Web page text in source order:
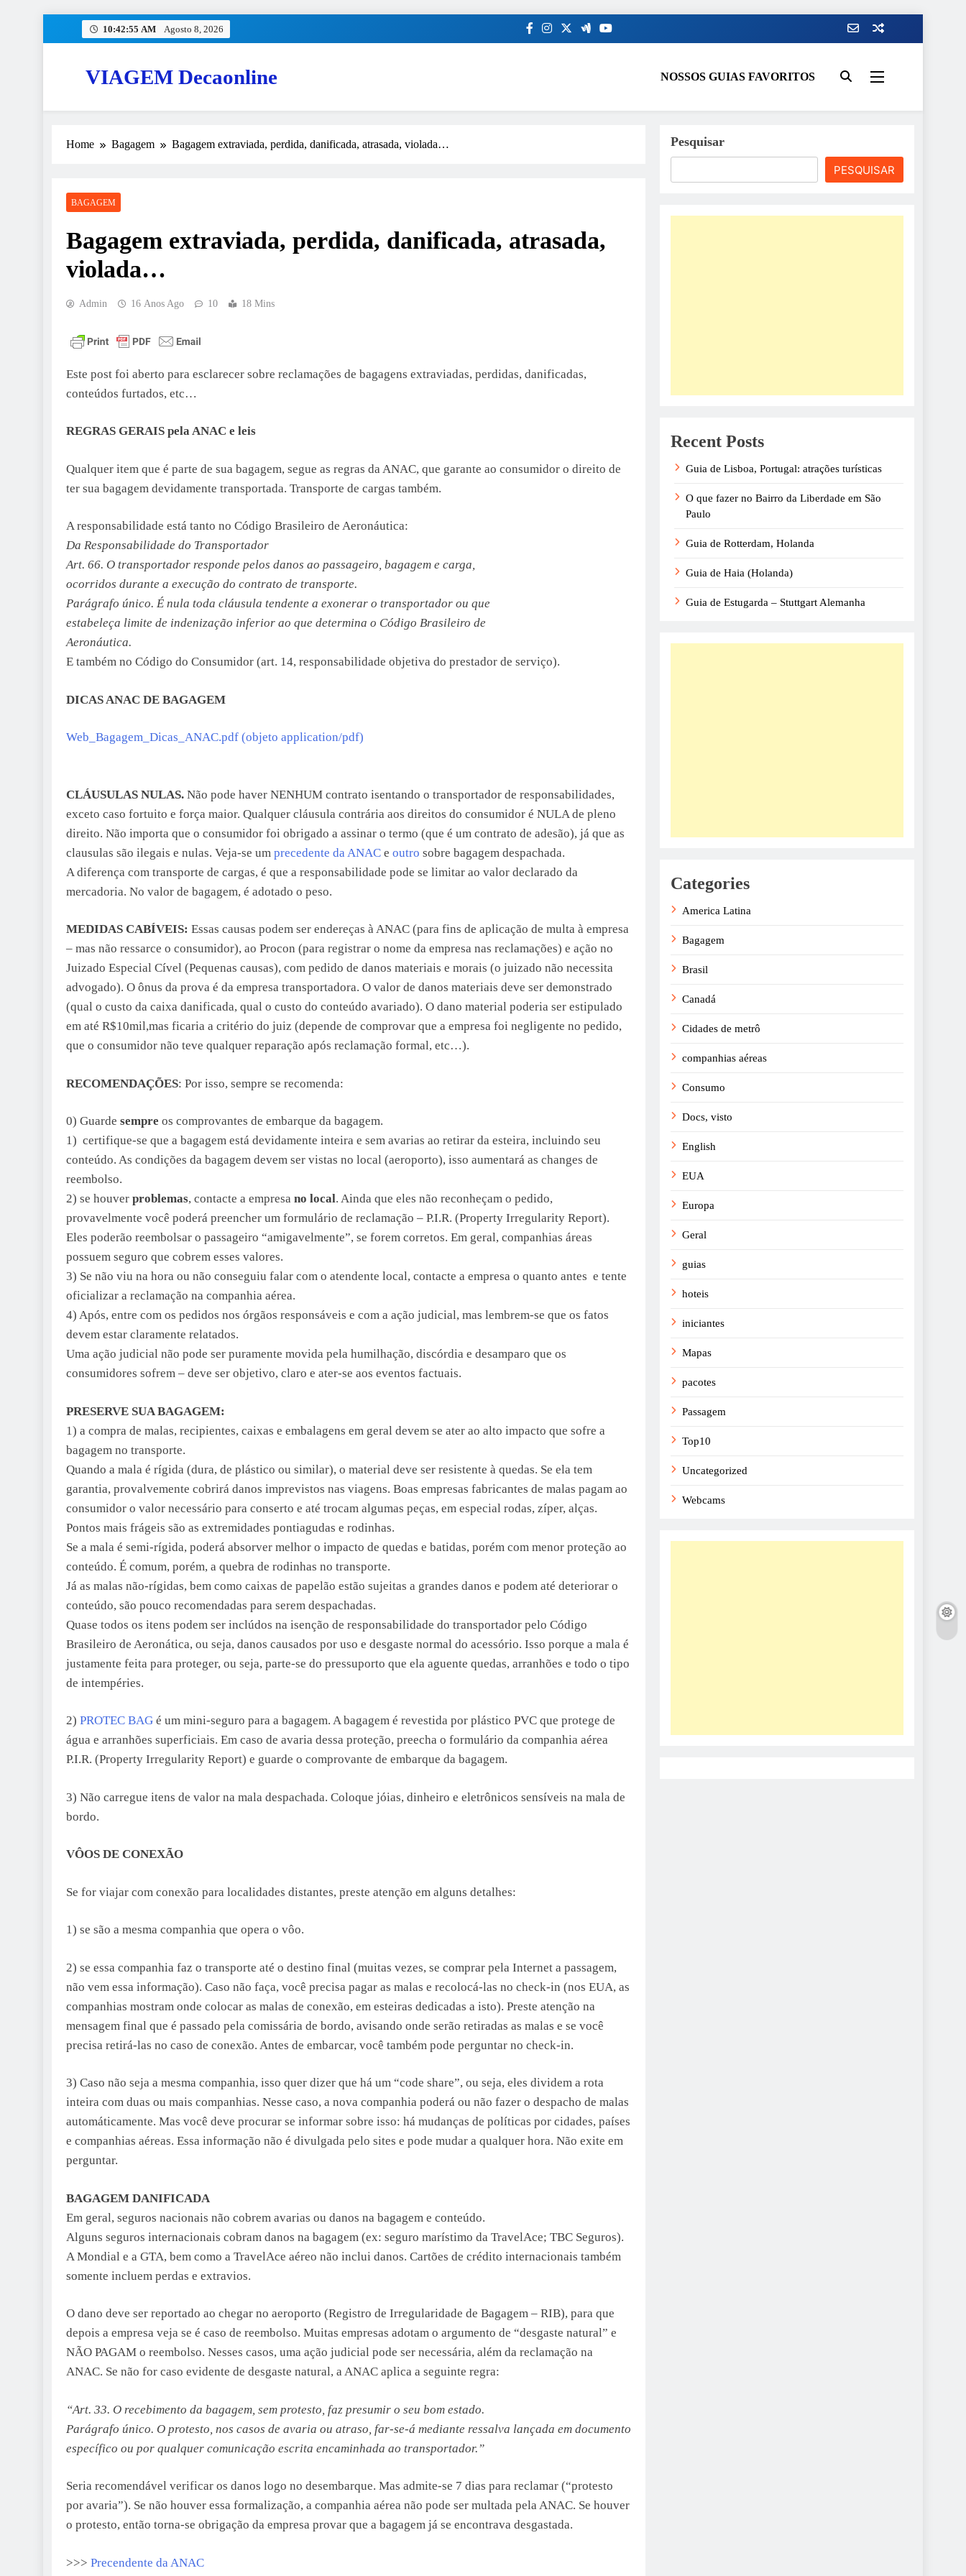
10:42:55 AM Agosto 8, 2026
VIAGEM Decaonline NOSSOS GUIAS FAVORITOS
Home Bagagem Bagagem extraviada, perdida, danificada, atrasada, violada…
BAGAGEM
Bagagem extraviada, perdida, danificada, atrasada,
violada…
Admin 16 Anos Ago 10 18 Mins
Este post foi aberto para esclarecer sobre reclamações de bagagens extraviadas, perdidas, danificadas,
conteúdos furtados, etc…
REGRAS GERAIS pela ANAC e leis
Qualquer item que é parte de sua bagagem, segue as regras da ANAC, que garante ao consumidor o direito de
ter sua bagagem devidamente transportada. Transporte de cargas também.
A responsabilidade está tanto no Código Brasileiro de Aeronáutica:
Da Responsabilidade do Transportador
Art. 66. O transportador responde pelos danos ao passageiro, bagagem e carga,
ocorridos durante a execução do contrato de transporte.
Parágrafo único. É nula toda cláusula tendente a exonerar o transportador ou que
estabeleça limite de indenização inferior ao que determina o Código Brasileiro de
Aeronáutica.
E também no Código do Consumidor (art. 14, responsabilidade objetiva do prestador de serviço).
DICAS ANAC DE BAGAGEM
Web_Bagagem_Dicas_ANAC.pdf (objeto application/pdf)
CLÁUSULAS NULAS. Não pode haver NENHUM contrato isentando o transportador de responsabilidades,
exceto caso fortuito e força maior. Qualquer cláusula contrária aos direitos do consumidor é NULA de pleno
direito. Não importa que o consumidor foi obrigado a assinar o termo (que é um contrato de adesão), já que as
clausulas são ilegais e nulas. Veja-se um precedente da ANAC e outro sobre bagagem despachada.
A diferença com transporte de cargas, é que a responsabilidade pode se limitar ao valor declarado da
mercadoria. No valor de bagagem, é adotado o peso.
MEDIDAS CABÍVEIS: Essas causas podem ser endereças à ANAC (para fins de aplicação de multa à empresa
– mas não ressarce o consumidor), ao Procon (para registrar o nome da empresa nas reclamações) e ação no
Juizado Especial Cível (Pequenas causas), com pedido de danos materiais e morais (o juizado não necessita
advogado). O ônus da prova é da empresa transportadora. O valor de danos materiais deve ser demonstrado
(qual o custo da caixa danificada, qual o custo do conteúdo avariado). O dano material poderia ser estipulado
em até R$10mil,mas ficaria a critério do juiz (depende de comprovar que a empresa foi negligente no pedido,
que o consumidor não teve qualquer reparação após reclamação formal, etc…).
RECOMENDAÇÕES: Por isso, sempre se recomenda:
0) Guarde sempre os comprovantes de embarque da bagagem.
1) certifique-se que a bagagem está devidamente inteira e sem avarias ao retirar da esteira, incluindo seu
conteúdo. As condições da bagagem devem ser vistas no local (aeroporto), isso aumentará as changes de
reembolso.
2) se houver problemas, contacte a empresa no local. Ainda que eles não reconheçam o pedido,
provavelmente você poderá preencher um formulário de reclamação – P.I.R. (Property Irregularity Report).
Eles poderão reembolsar o passageiro “amigavelmente”, se forem corretos. Em geral, companhias áreas
possuem seguro que cobrem esses valores.
3) Se não viu na hora ou não conseguiu falar com o atendente local, contacte a empresa o quanto antes e tente
oficializar a reclamação na companhia aérea.
4) Após, entre com os pedidos nos órgãos responsáveis e com a ação judicial, mas lembrem-se que os fatos
devem estar claramente relatados.
Uma ação judicial não pode ser puramente movida pela humilhação, discórdia e desamparo que os
consumidores sofrem – deve ser objetivo, claro e ater-se aos eventos factuais.
PRESERVE SUA BAGAGEM:
1) a compra de malas, recipientes, caixas e embalagens em geral devem se ater ao alto impacto que sofre a
bagagem no transporte.
Quando a mala é rígida (dura, de plástico ou similar), o material deve ser resistente à quedas. Se ela tem
garantia, provalvemente cobrirá danos imprevistos nas viagens. Boas empresas fabricantes de malas pagam ao
consumidor o valor necessário para conserto e até trocam algumas peças, em especial rodas, zíper, alças.
Pontos mais frágeis são as extremidades pontiagudas e rodinhas.
Se a mala é semi-rígida, poderá absorver melhor o impacto de quedas e batidas, porém com menor proteção ao
conteúdo. É comum, porém, a quebra de rodinhas no transporte.
Já as malas não-rígidas, bem como caixas de papelão estão sujeitas a grandes danos e podem até deteriorar o
conteúdo, são pouco recomendadas para serem despachadas.
Quase todos os itens podem ser inclúdos na isenção de responsabilidade do transportador pelo Código
Brasileiro de Aeronática, ou seja, danos causados por uso e desgaste normal do acessório. Isso porque a mala é
justamente feita para proteger, ou seja, parte-se do pressuporto que ela aguente quedas, arranhões e todo o tipo
de intempéries.
2) PROTEC BAG é um mini-seguro para a bagagem. A bagagem é revestida por plástico PVC que protege de
água e arranhões superficiais. Em caso de avaria dessa proteção, preecha o formulário da companhia aérea
P.I.R. (Property Irregularity Report) e guarde o comprovante de embarque da bagagem.
3) Não carregue itens de valor na mala despachada. Coloque jóias, dinheiro e eletrônicos sensíveis na mala de
bordo.
VÔOS DE CONEXÃO
Se for viajar com conexão para localidades distantes, preste atenção em alguns detalhes:
1) se são a mesma companhia que opera o vôo.
2) se essa companhia faz o transporte até o destino final (muitas vezes, se comprar pela Internet a passagem,
não vem essa informação). Caso não faça, você precisa pagar as malas e recolocá-las no check-in (nos EUA, as
companhias mostram onde colocar as malas de conexão, em esteiras dedicadas a isto). Preste atenção na
mensagem final que é passado pela comissária de bordo, avisando onde serão retiradas as malas e se você
precisa retirá-las no caso de conexão. Antes de embarcar, você também pode perguntar no check-in.
3) Caso não seja a mesma companhia, isso quer dizer que há um “code share”, ou seja, eles dividem a rota
inteira com duas ou mais companhias. Nesse caso, a nova companhia poderá ou não fazer o despacho de malas
automáticamente. Mas você deve procurar se informar sobre isso: há mudanças de políticas por cidades, países
e companhias aéreas. Essa informação não é divulgada pelo sites e pode mudar a qualquer hora. Não exite em
perguntar.
BAGAGEM DANIFICADA
Em geral, seguros nacionais não cobrem avarias ou danos na bagagem e conteúdo.
Alguns seguros internacionais cobram danos na bagagem (ex: seguro marístimo da TravelAce; TBC Seguros).
A Mondial e a GTA, bem como a TravelAce aéreo não inclui danos. Cartões de crédito internacionais também
somente incluem perdas e extravios.
O dano deve ser reportado ao chegar no aeroporto (Registro de Irregularidade de Bagagem – RIB), para que
depois a empresa veja se é caso de reembolso. Muitas empresas adotam o argumento de “desgaste natural” e
NÃO PAGAM o reembolso. Nesses casos, uma ação judicial pode ser necessária, além da reclamação na
ANAC. Se não for caso evidente de desgaste natural, a ANAC aplica a seguinte regra:
“Art. 33. O recebimento da bagagem, sem protesto, faz presumir o seu bom estado.
Parágrafo único. O protesto, nos casos de avaria ou atraso, far-se-á mediante ressalva lançada em documento
específico ou por qualquer comunicação escrita encaminhada ao transportador.”
Seria recomendável verificar os danos logo no desembarque. Mas admite-se 7 dias para reclamar (“protesto
por avaria”). Se não houver essa formalização, a companhia aérea não pode ser multada pela ANAC. Se houver
o protesto, então torna-se obrigação da empresa provar que a bagagem já se encontrava desgastada.
>>> Precendente da ANAC
Pesquisar
PESQUISAR
Recent Posts
Guia de Lisboa, Portugal: atrações turísticas
O que fazer no Bairro da Liberdade em São
Paulo
Guia de Rotterdam, Holanda
Guia de Haia (Holanda)
Guia de Estugarda – Stuttgart Alemanha
Categories
America Latina
Bagagem
Brasil
Canadá
Cidades de metrô
companhias aéreas
Consumo
Docs, visto
English
EUA
Europa
Geral
guias
hoteis
iniciantes
Mapas
pacotes
Passagem
Top10
Uncategorized
Webcams